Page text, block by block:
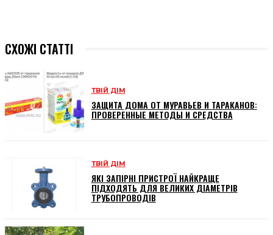
СХОЖІ СТАТТІ
ТВІЙ ДІМ
ЗАЩИТА ДОМА ОТ МУРАВЬЕВ И ТАРАКАНОВ:
ПРОВЕРЕННЫЕ МЕТОДЫ И СРЕДСТВА
ТВІЙ ДІМ
ЯКІ ЗАПІРНІ ПРИСТРОЇ НАЙКРАЩЕ
ПІДХОДЯТЬ ДЛЯ ВЕЛИКИХ ДІАМЕТРІВ
ТРУБОПРОВОДІВ